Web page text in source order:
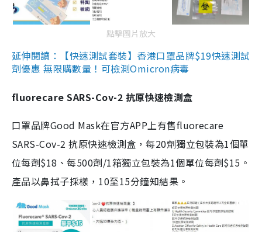
點擊圖片放大
延伸閱讀：【快速測試套裝】香港口罩品牌$19快速測試
劑優惠 無限購數量！可檢測Omicron病毒
fluorecare SARS-Cov-2 抗原快速檢測盒
口罩品牌Good Mask在官方APP上有售fluorecare
SARS-Cov-2 抗原快速檢測盒，每20劑獨立包裝為1個單
位每劑$18、每500劑/1箱獨立包裝為1個單位每劑$15。
產品以鼻拭子採樣，10至15分鐘知結果。